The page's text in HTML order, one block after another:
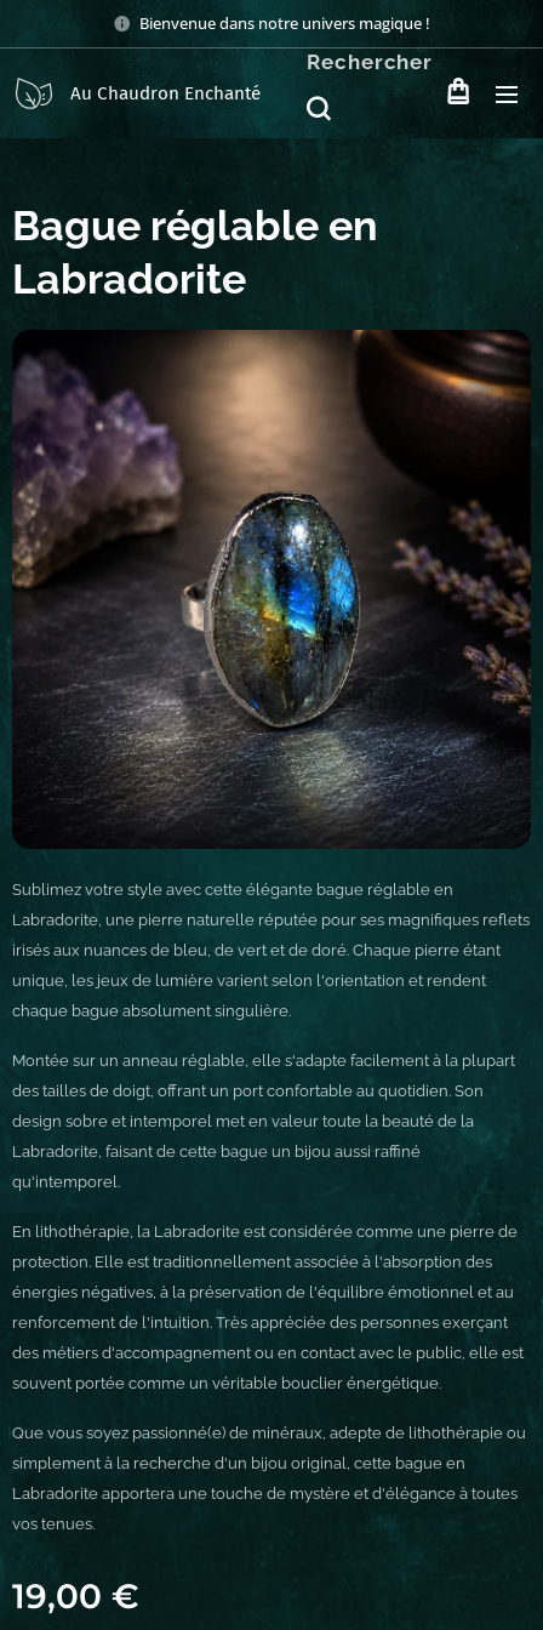
Bienvenue dans notre univers magique !
Au Chaudron Enchanté
Rechercher
Bague réglable en
Labradorite
Sublimez votre style avec cette élégante bague réglable en
Labradorite, une pierre naturelle réputée pour ses magnifiques reflets
irisés aux nuances de bleu, de vert et de doré. Chaque pierre étant
unique, les jeux de lumière varient selon l'orientation et rendent
chaque bague absolument singulière.
Montée sur un anneau réglable, elle s'adapte facilement à la plupart
des tailles de doigt, offrant un port confortable au quotidien. Son
design sobre et intemporel met en valeur toute la beauté de la
Labradorite, faisant de cette bague un bijou aussi raffiné
qu'intemporel.
En lithothérapie, la Labradorite est considérée comme une pierre de
protection. Elle est traditionnellement associée à l'absorption des
énergies négatives, à la préservation de l'équilibre émotionnel et au
renforcement de l'intuition. Très appréciée des personnes exerçant
des métiers d'accompagnement ou en contact avec le public, elle est
souvent portée comme un véritable bouclier énergétique.
Que vous soyez passionné(e) de minéraux, adepte de lithothérapie ou
simplement à la recherche d'un bijou original, cette bague en
Labradorite apportera une touche de mystère et d'élégance à toutes
vos tenues.
19,00 €